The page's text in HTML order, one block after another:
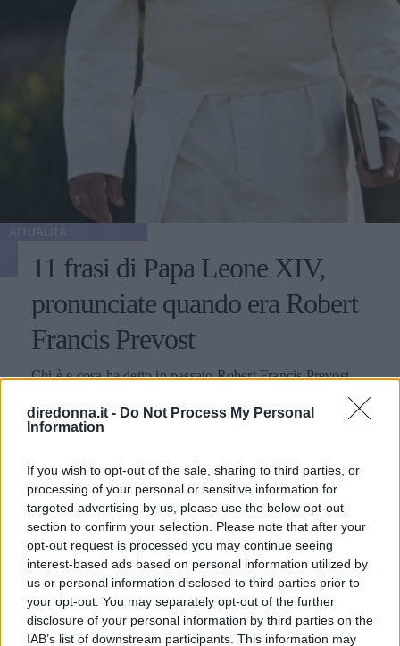
diredonna.it - Do Not Process My Personal
Information
If you wish to opt-out of the sale, sharing to third parties, or
processing of your personal or sensitive information for
targeted advertising by us, please use the below opt-out
section to confirm your selection. Please note that after your
opt-out request is processed you may continue seeing
interest-based ads based on personal information utilized by
us or personal information disclosed to third parties prior to
your opt-out. You may separately opt-out of the further
disclosure of your personal information by third parties on the
IAB’s list of downstream participants. This information may
11 frasi di Papa Leone XIV,
pronunciate quando era Robert
Francis Prevost
Chi è e cosa ha detto in passato Robert Francis Prevost,
Francesco I: le citazioni su migranti, ambiente, diritti e
fede.